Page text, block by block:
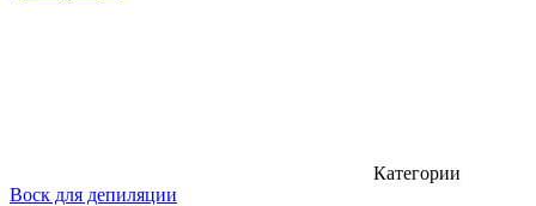
Категории
Воск для депиляции